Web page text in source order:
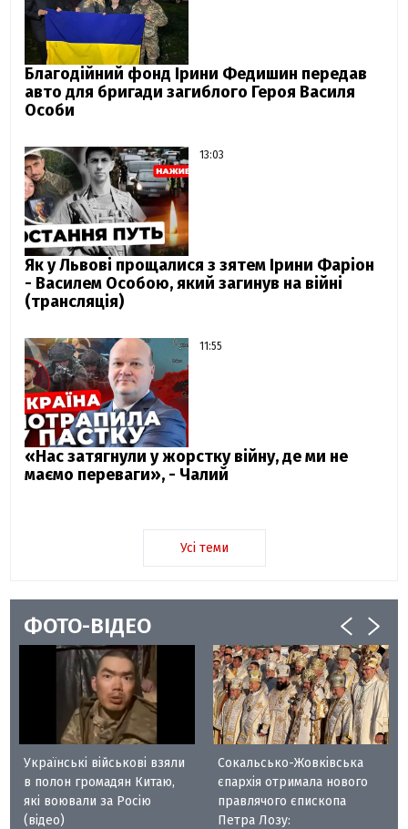
Благодійний фонд Ірини Федишин передав
авто для бригади загиблого Героя Василя
Особи
13:03
Як у Львові прощалися з зятем Ірини Фаріон
- Василем Особою, який загинув на війні
(трансляція)
11:55
«Нас затягнули у жорстку війну, де ми не
маємо переваги», - Чалий
Усі теми
ФОТО-ВІДЕО
Українські військові взяли
в полон громадян Китаю,
які воювали за Росію
(відео)
Сокальсько-Жовківська
єпархія отримала нового
правлячого єпископа
Петра Лозу: